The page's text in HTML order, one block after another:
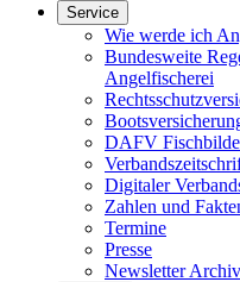
Service
Wie werde ich
Bundesweite
Angelfischerei
DAFV
Digitaler
Zahlen und
Termine
Presse
Newsletter Archiv